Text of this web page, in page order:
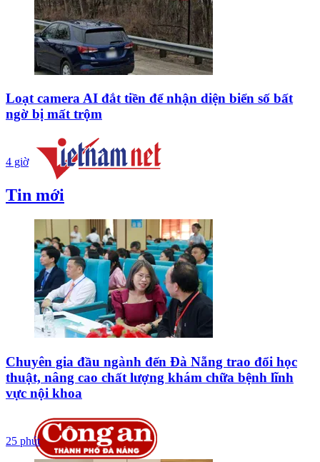
Loạt camera AI đắt tiền để nhận diện biển số bất
ngờ bị mất trộm
4 giờ
Tin mới
Chuyên gia đầu ngành đến Đà Nẵng trao đổi học
thuật, nâng cao chất lượng khám chữa bệnh lĩnh
vực nội khoa
25 phút